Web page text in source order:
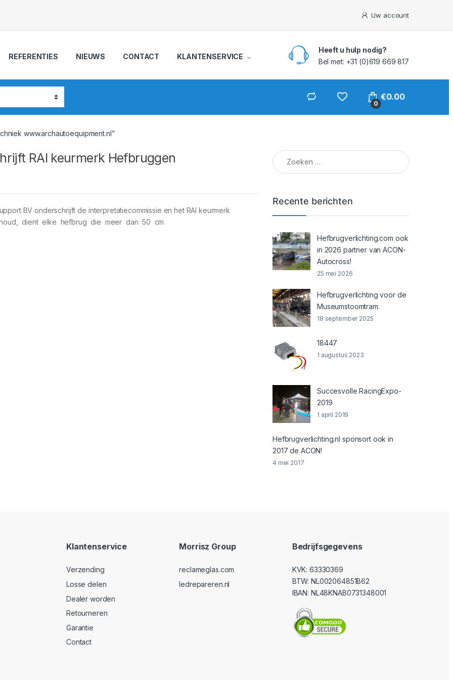
Uw account
REFERENTIES NIEUWS CONTACT KLANTENSERVICE
Heeft u hulp nodig?
Bel met: +31 (0)619 669 817
0
€0.00
www.archautoequipment.nl”
RAI keurmerk Hefbruggen
BV onderschrijft de interpretatiecommissie en het RAI keurmerk
dient elke hefbrug die meer dan 50 cm
Zoeken naar:
Recente berichten
Hefbrugverlichting.com ook
in 2026 partner van ACON-
Autocross!
25 mei 2026
Hefbrugverlichting voor de
Museumstoomtram.
18 september 2025
18447
1 augustus 2023
Succesvolle RacingExpo-
2019
1 april 2019
Hefbrugverlichting.nl sponsort ook in
2017 de ACON!
4 mei 2017
Klantenservice
Verzending
Losse delen
Dealer worden
Retourneren
Garantie
Contact
Morrisz Group
reclameglas.com
ledrepareren.nl
Bedrijfsgegevens
KVK: 63330369
BTW: NL002064851B62
IBAN: NL48KNAB0731348001